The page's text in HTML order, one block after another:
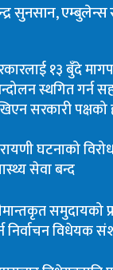
सुनसान,
१३ बुँदे
स्थगित गर्न
सरकारी पक्षको
घटनाको
सेवा बन्द
समुदायको
निर्वाचन विधेयक